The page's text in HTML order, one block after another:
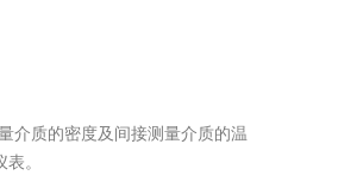
介质的密度及间接测量介质的温
。